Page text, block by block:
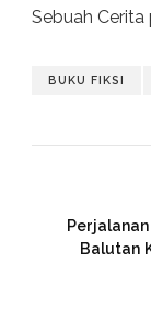
Sebuah Cerita
BUKU FIKSI
Balutan